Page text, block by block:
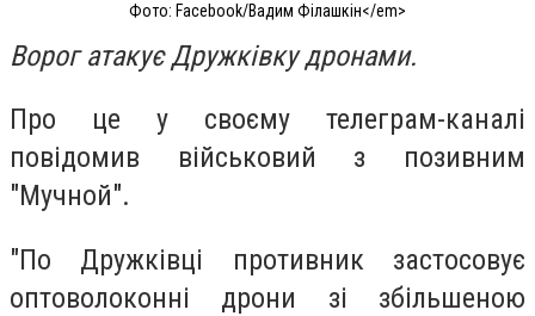
Фото: Facebook/Вадим Філашкін</em>
Ворог атакує Дружківку дронами.
Про це у своєму телеграм-каналі
повідомив військовий з позивним
"Мучной".
"По Дружківці противник застосовує
оптоволоконні дрони зі збільшеною